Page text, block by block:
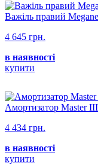
Важіль правий
4 645 грн.
в наявності
купити
Амортизатор Master
4 434 грн.
в наявності
купити